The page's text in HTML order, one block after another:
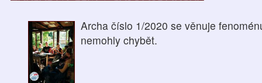
Archa číslo 1/2020 se věnuje
nemohly chybět.